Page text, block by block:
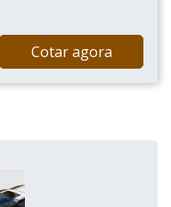
Cotar agora